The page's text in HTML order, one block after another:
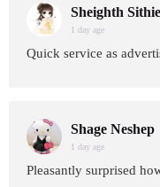
Sheighth
1 day age
Quick service as
Shage Neshep
1 day age
Pleasantly surprised